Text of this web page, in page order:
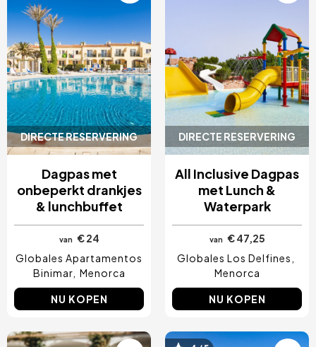
DIRECTE RESERVERING
Dagpas met
onbeperkt drankjes
& lunchbuffet
van € 24
Globales Apartamentos
Binimar Menorca
NU KOPEN
DIRECTE RESERVERING
All Inclusive Dagpas
met Lunch &
Waterpark
van € 47,25
Globales Los Delfines
Menorca
NU KOPEN